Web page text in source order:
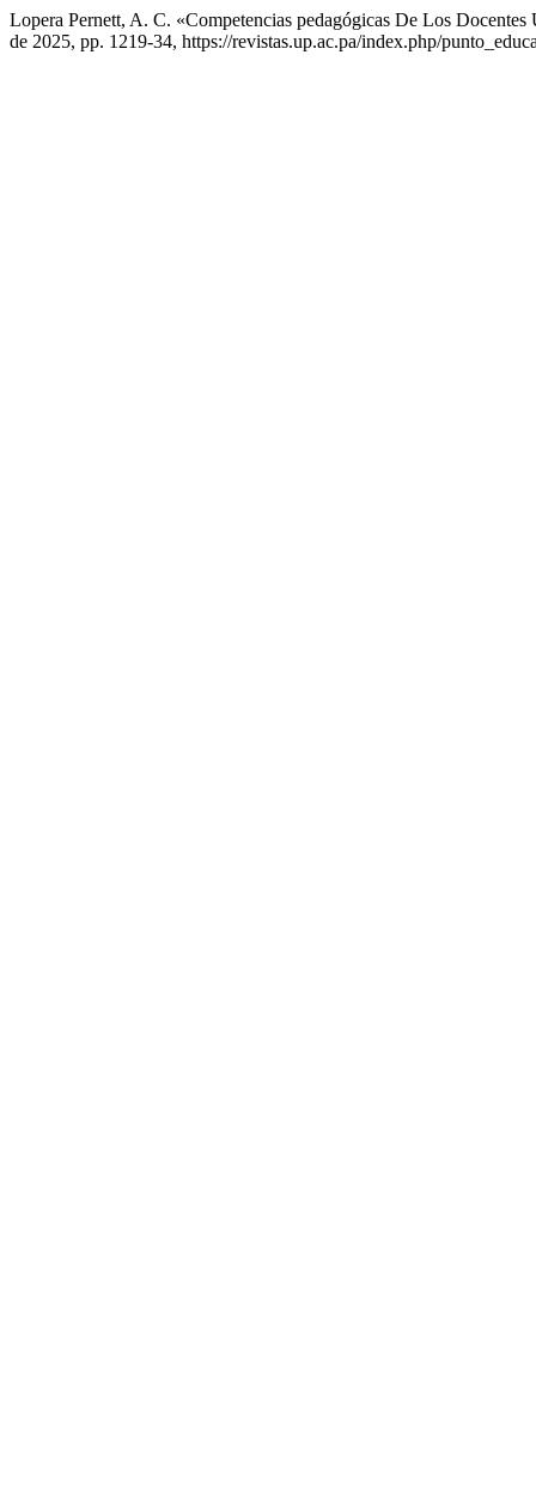
Lopera Pernett, A. C. «Competencias pedagógicas De Los
de 2025, pp. 1219-34, https://revistas.up.ac.pa/index.php/